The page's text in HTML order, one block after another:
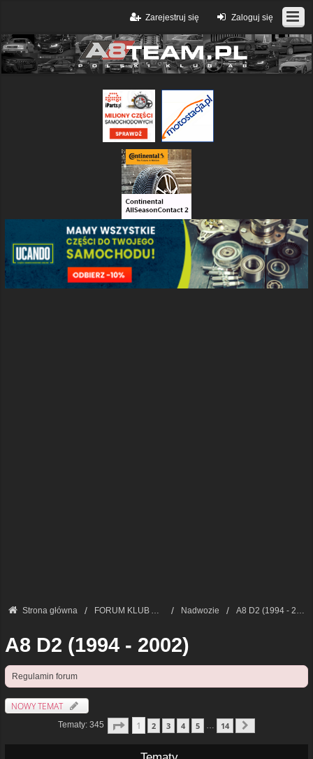
Zaloguj się
Zarejestruj się
Strona główna FORUM KLUB AUDI A8 - FORUM TECHNICZNE Nadwozie A8 D2 (1994 - 2002)
A8 D2 (1994 - 2002)
Regulamin forum
NOWY TEMAT
Tematy: 345 Strona1 14
1 2 3 4 5 … 14